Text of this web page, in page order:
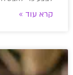
קרא עוד »